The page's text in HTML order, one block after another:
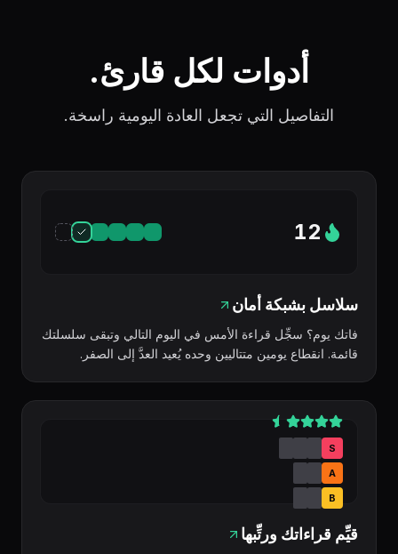
أدوات لكل قارئ.
التفاصيل التي تجعل العادة اليومية راسخة.
12
سلاسل بشبكة أمان
فاتك يوم؟ سجِّل قراءة الأمس في اليوم التالي وتبقى سلسلتك
قائمة. انقطاع يومين متتاليين وحده يُعيد العدَّ إلى الصفر.
S
A
B
قيِّم قراءاتك ورتِّبها